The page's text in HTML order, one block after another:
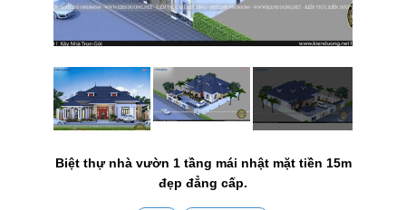
Biệt thự nhà vườn 1 tầng mái nhật mặt tiền 15m
đẹp đẳng cấp.